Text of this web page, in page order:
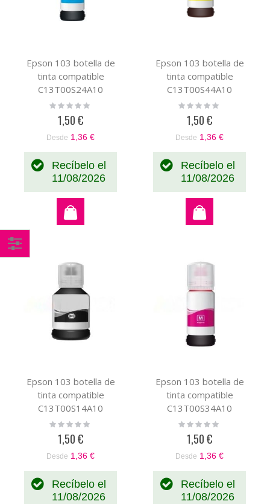
Epson 103 botella de
tinta compatible
C13T00S24A10
Rating:
1,50 €
Desde 1,36 €
Recíbelo el
11/08/2026
Epson 103 botella de
tinta compatible
C13T00S44A10
Rating:
1,50 €
Desde 1,36 €
Recíbelo el
11/08/2026
Epson 103 botella de
tinta compatible
C13T00S14A10
Rating:
1,50 €
Desde 1,36 €
Recíbelo el
11/08/2026
Epson 103 botella de
tinta compatible
C13T00S34A10
Rating:
1,50 €
Desde 1,36 €
Recíbelo el
11/08/2026
Comprar